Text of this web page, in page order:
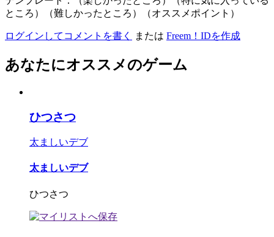
ところ）（難しかったところ）（オススメポイント）
ログインしてコメントを書く または Freem！IDを作成
あなたにオススメのゲーム
ひつさつ
太ましいデブ
太ましいデブ
ひつさつ